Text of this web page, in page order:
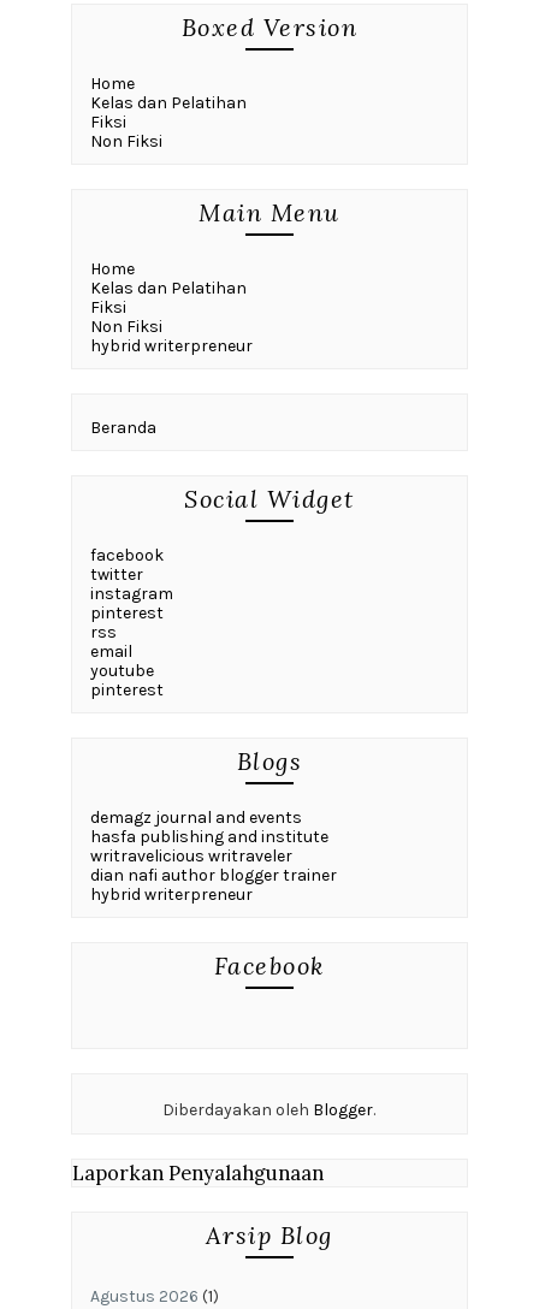
Boxed Version
Home
Kelas dan Pelatihan
Fiksi
Non Fiksi
Main Menu
Home
Kelas dan Pelatihan
Fiksi
Non Fiksi
hybrid writerpreneur
Beranda
Social Widget
facebook
twitter
instagram
pinterest
rss
email
youtube
pinterest
Blogs
demagz journal and events
hasfa publishing and institute
writravelicious writraveler
dian nafi author blogger trainer
hybrid writerpreneur
Facebook
Diberdayakan oleh Blogger.
Laporkan Penyalahgunaan
Arsip Blog
Agustus 2026 (1)